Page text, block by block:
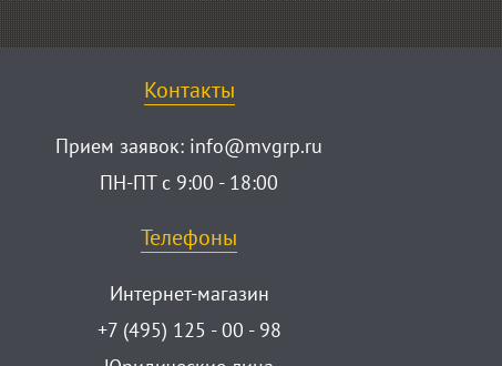
Контакты
Прием заявок: info@mvgrp.ru
ПН-ПТ с 9:00 - 18:00
Телефоны
Интернет-магазин
+7 (495) 125 - 00 - 98